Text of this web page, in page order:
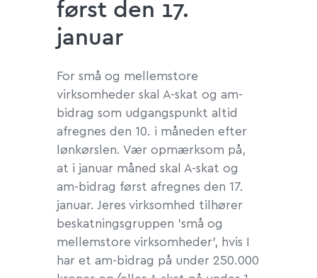
først den 17.
januar
For små og mellemstore
virksomheder skal A-skat og am-
bidrag som udgangspunkt altid
afregnes den 10. i måneden efter
lønkørslen. Vær opmærksom på,
at i januar måned skal A-skat og
am-bidrag først afregnes den 17.
januar. Jeres virksomhed tilhører
beskatningsgruppen 'små og
mellemstore virksomheder', hvis I
har et am-bidrag på under 250.000